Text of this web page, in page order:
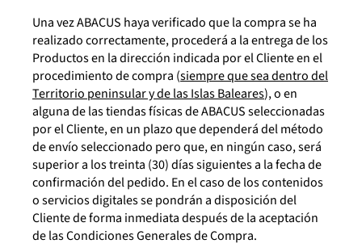
Una vez ABACUS haya verificado que la compra se ha
realizado correctamente, procederá a la entrega de los
Productos en la dirección indicada por el Cliente en el
procedimiento de compra (siempre que sea dentro del
Territorio peninsular y de las Islas Baleares), o en
alguna de las tiendas físicas de ABACUS seleccionadas
por el Cliente, en un plazo que dependerá del método
de envío seleccionado pero que, en ningún caso, será
superior a los treinta (30) días siguientes a la fecha de
confirmación del pedido. En el caso de los contenidos
o servicios digitales se pondrán a disposición del
Cliente de forma inmediata después de la aceptación
de las Condiciones Generales de Compra.